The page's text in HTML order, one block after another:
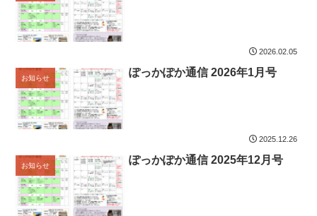
2026.02.05
お知らせ ぽっかぽか通信 2026年1月号
2025.12.26
お知らせ ぽっかぽか通信 2025年12月号